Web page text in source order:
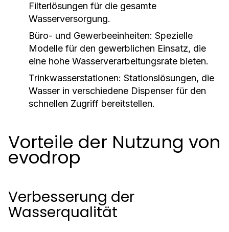
Filterlösungen für die gesamte
Wasserversorgung.
Büro- und Gewerbeeinheiten: Spezielle
Modelle für den gewerblichen Einsatz, die
eine hohe Wasserverarbeitungsrate bieten.
Trinkwasserstationen: Stationslösungen, die
Wasser in verschiedene Dispenser für den
schnellen Zugriff bereitstellen.
Vorteile der Nutzung von
evodrop
Verbesserung der
Wasserqualität